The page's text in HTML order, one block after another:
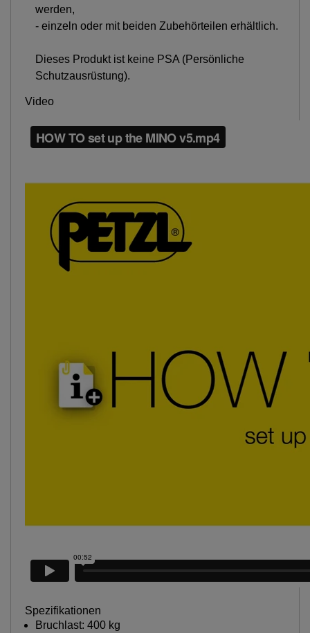
werden,
- einzeln oder mit beiden Zubehörteilen erhältlich.
Dieses Produkt ist keine PSA (Persönliche
Schutzausrüstung).
Video
Spezifikationen
Bruchlast: 400 kg